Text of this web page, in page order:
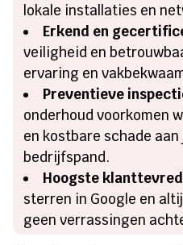
lokale installaties en
Erkend en
veiligheid en
ervaring en
Preventieve
onderhoud voorkomen
en kostbare schade
bedrijfspand.
Hoogste
sterren in Google en
geen verrassingen